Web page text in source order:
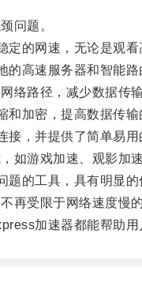
问题。
网速，无论是观看
速服务器和智能路
路径，减少数据传输
加密，提高数据传输
并提供了简单易用
游戏加速、观影加速
的工具，具有明显的
受限于网络速度慢的
加速器都能帮助用